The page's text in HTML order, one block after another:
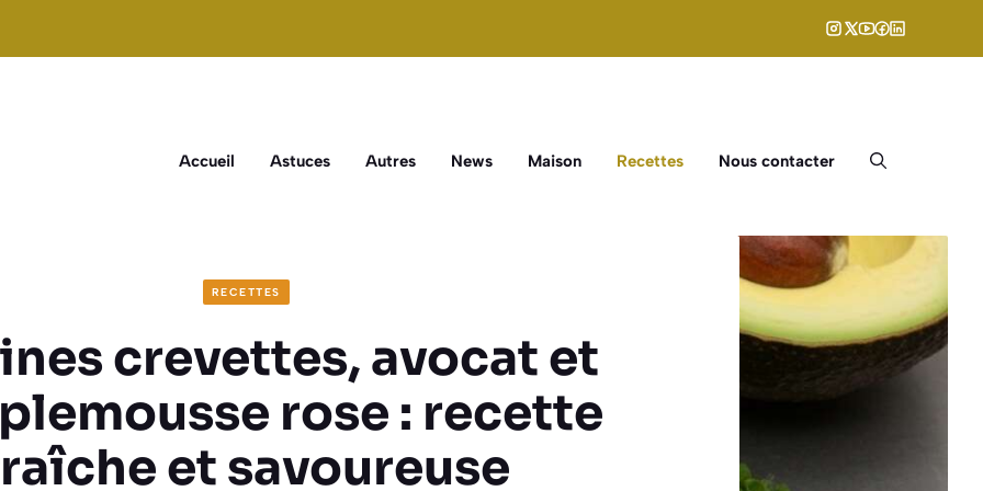
Accueil Astuces Autres News Maison Recettes Nous contacter
RECETTES
crevettes, avocat et
rose : recette
et savoureuse